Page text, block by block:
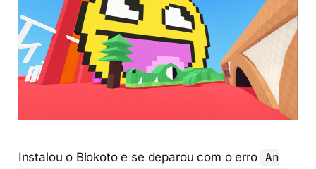
Instalou o Blokoto e se deparou com o erro An